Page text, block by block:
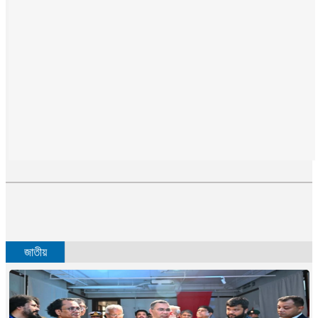
ব্রাহ্মণপাড়ায় ১৪ কেজি গাঁজাসহ প্রাইভেটকার জব্দ, গ্রেপ্তার ১
কুমিল্লার দাউদকান্দিতে পুলিশের অভিযানে গ্রেপ্তার ৩
কুমিল্লায় বিপুল মাদকদ্রব্য ধ্বংস, দুই মাসে ২৫টি পুশইনের চেষ্টা প্রতিহত করেছে বিজিবি
স্পোকার্নিভাল ২.০ অনুষ্ঠিত হবে আগামীকাল
কুমিল্লা আঞ্চলিক নির্বাচন অফিসে ভুয়া কর পরিদর্শকসহ ২ প্রতারক আটক
জাতীয়